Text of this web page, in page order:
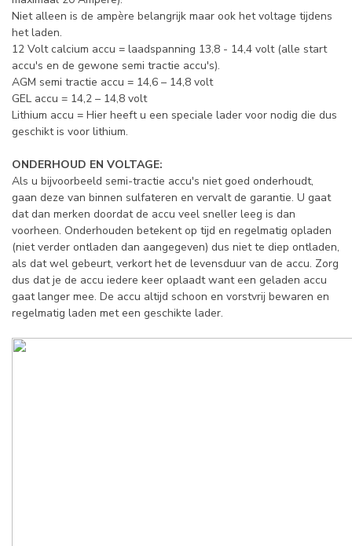
Niet alleen is de ampère belangrijk maar ook het voltage tijdens
het laden.
12 Volt calcium accu = laadspanning 13,8 - 14,4 volt (alle start
accu's en de gewone semi tractie accu's).
AGM semi tractie accu = 14,6 – 14,8 volt
GEL accu = 14,2 – 14,8 volt
Lithium accu = Hier heeft u een speciale lader voor nodig die dus
geschikt is voor lithium.
ONDERHOUD EN VOLTAGE:
Als u bijvoorbeeld semi-tractie accu's niet goed onderhoudt,
gaan deze van binnen sulfateren en vervalt de garantie. U gaat
dat dan merken doordat de accu veel sneller leeg is dan
voorheen. Onderhouden betekent op tijd en regelmatig opladen
(niet verder ontladen dan aangegeven) dus niet te diep ontladen,
als dat wel gebeurt, verkort het de levensduur van de accu. Zorg
dus dat je de accu iedere keer oplaadt want een geladen accu
gaat langer mee. De accu altijd schoon en vorstvrij bewaren en
regelmatig laden met een geschikte lader.